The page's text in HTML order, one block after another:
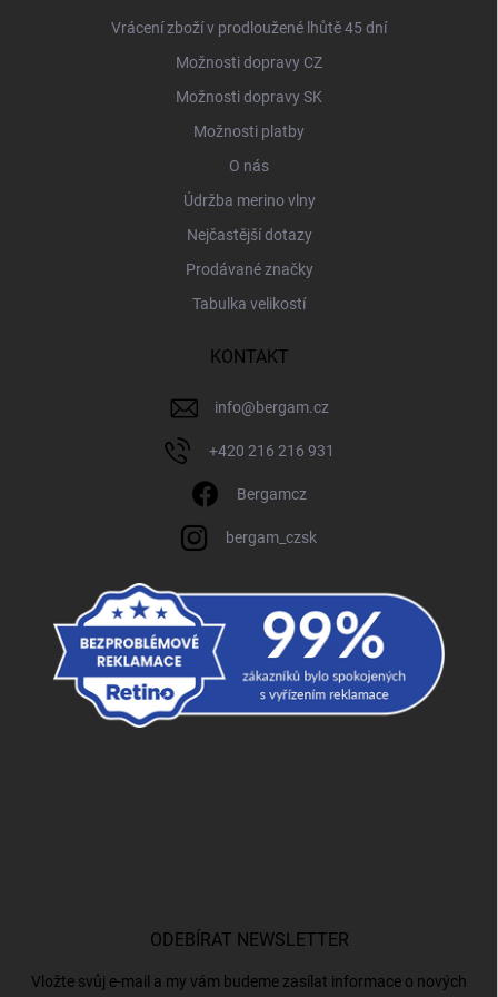
Vrácení zboží v prodloužené lhůtě 45 dní
Možnosti dopravy CZ
Možnosti dopravy SK
Možnosti platby
O nás
Údržba merino vlny
Nejčastější dotazy
Prodávané značky
Tabulka velikostí
KONTAKT
info@bergam.cz
+420 216 216 931
Bergamcz
bergam_czsk
ODEBÍRAT NEWSLETTER
Vložte svůj e-mail a my vám budeme zasílat informace o nových